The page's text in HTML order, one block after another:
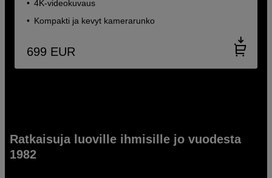
4K-videokuvaus
Kompakti ja kevyt kamerarunko
699 EUR
Ratkaisuja luoville ihmisille jo vuodesta
1982